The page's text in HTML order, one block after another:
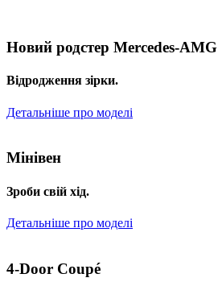
Новий родстер Mercedes-AMG
Відродження зірки.
Детальніше про моделі
Мінівен
Зроби свій хід.
Детальніше про моделі
4-Door Coupé